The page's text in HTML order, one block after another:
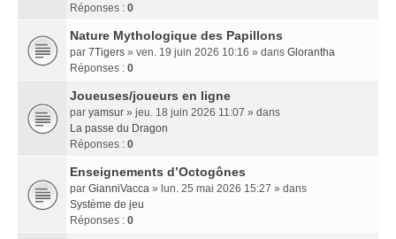
Réponses : 0
Nature Mythologique des Papillons
par 7Tigers » ven. 19 juin 2026 10:16 » dans Glorantha
Réponses : 0
Joueuses/joueurs en ligne
par yamsur » jeu. 18 juin 2026 11:07 » dans
La passe du Dragon
Réponses : 0
Enseignements dʼOctogônes
par GianniVacca » lun. 25 mai 2026 15:27 » dans
Système de jeu
Réponses : 0